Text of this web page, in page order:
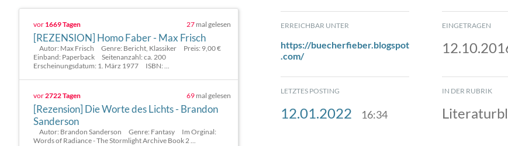
vor 1669 Tagen 27 mal gelesen
[REZENSION] Homo Faber - Max Frisch
Autor: Max Frisch Genre: Bericht, Klassiker Preis: 9,00 €
Einband: Paperback Seitenanzahl: ca. 200
Erscheinungsdatum: 1. März 1977 ISBN: ...
vor2722 Tagen 69 mal gelesen
[Rezension] Die Worte des Lichts - Brandon
Sanderson
Autor: Brandon Sanderson Genre: Fantasy Im Orginal:
Words of Radiance - The Stormlight Archive Book 2 ...
ERREICHBAR UNTER
https://buecherfieber.blogspot
.com/
EINGETRAGEN
LETZTES POSTING
12.01.2022 16:34
IN DER RUBRIK